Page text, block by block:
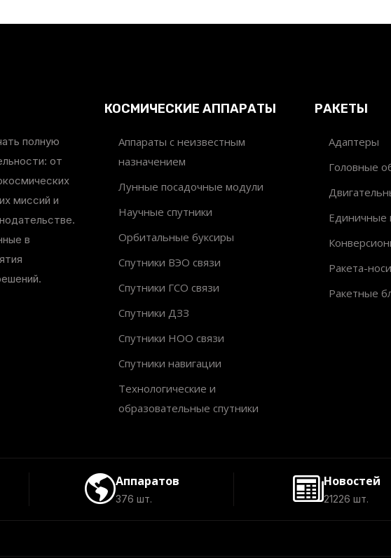
полную
от
миссий и
в
КОСМИЧЕСКИЕ АППАРАТЫ
Аппараты с неизвестным
назначением
Лунные посадочные модули
Научные спутники
Орбитальные буксиры
Спутники ВЭО связи
Спутники ГСО связи
Спутники ДЗЗ
Спутники НОО связи
Спутники навигации
Технологические и
образовательные спутники
РАКЕТЫ
Адаптеры
Головные
Единичные
Ракета-
Ракетные
Аппаратов
376 шт.
Новостей
21226 шт.